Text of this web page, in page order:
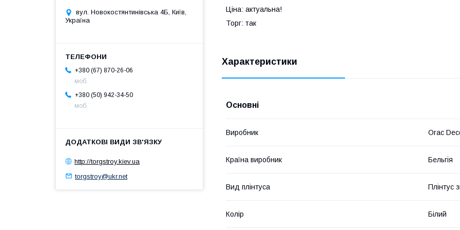
Ціна: актуальна!
Торг: так
Характеристики
Основні
Виробник Orac
Країна виробник Бельгія
Вид плінтуса Плінтус
Колір Білий
вул. Новокостянтинівська 4Б, Київ,
Україна
+380 (67) 870-26-06
моб.
+380 (50) 942-34-50
моб.
http://torgstroy.kiev.ua
torgstroy@ukr.net